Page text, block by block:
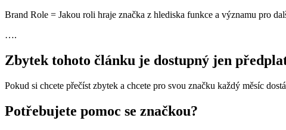
Brand Role = Jakou roli hraje značka z hlediska funkce a významu pro
….
Zbytek tohoto článku je dostupný jen
Pokud si chcete přečíst zbytek a chcete pro svou značku každý měsíc
Potřebujete pomoc se značkou?